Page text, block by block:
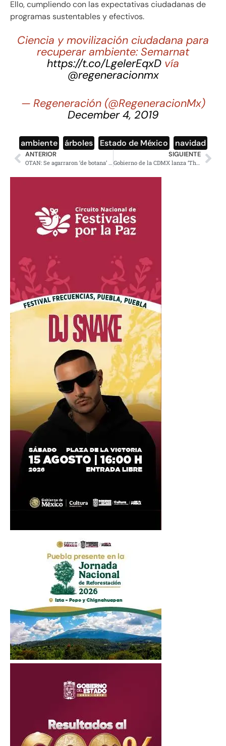
Ello, cumpliendo con las expectativas ciudadanas de
programas sustentables y efectivos.
Ciencia y movilización ciudadana para
recuperar ambiente: Semarnat
https://t.co/LgelerEqxD vía
@regeneracionmx
— Regeneración (@RegeneracionMx)
December 4, 2019
ambiente árboles Estado de México navidad
ANTERIOR
OTAN: Se agarraron ‘de botana’ a Trump y que cancela conferencia
SIGUIENTE
Gobierno de la CDMX lanza ‘TheCityMx’, web en inglés para turistas